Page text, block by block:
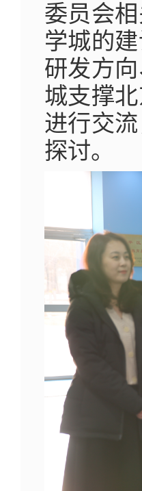
委员会
学城的
研发方
城支撑
进行交
探讨。